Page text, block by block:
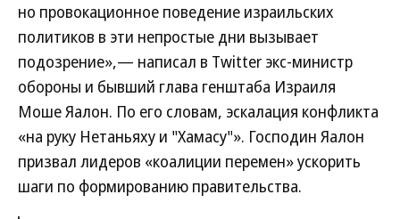
но провокационное поведение израильских
политиков в эти непростые дни вызывает
подозрение»,— написал в Twitter экс-министр
обороны и бывший глава генштаба Израиля
Моше Яалон. По его словам, эскалация конфликта
«на руку Нетаньяху и "Хамасу"». Господин Яалон
призвал лидеров «коалиции перемен» ускорить
шаги по формированию правительства.